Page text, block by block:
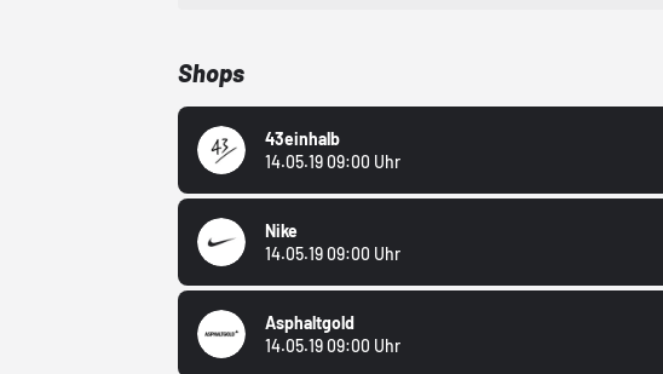
Shops
43einhalb
14.05.19 09:00 Uhr
Nike
14.05.19 09:00 Uhr
Asphaltgold
14.05.19 09:00 Uhr